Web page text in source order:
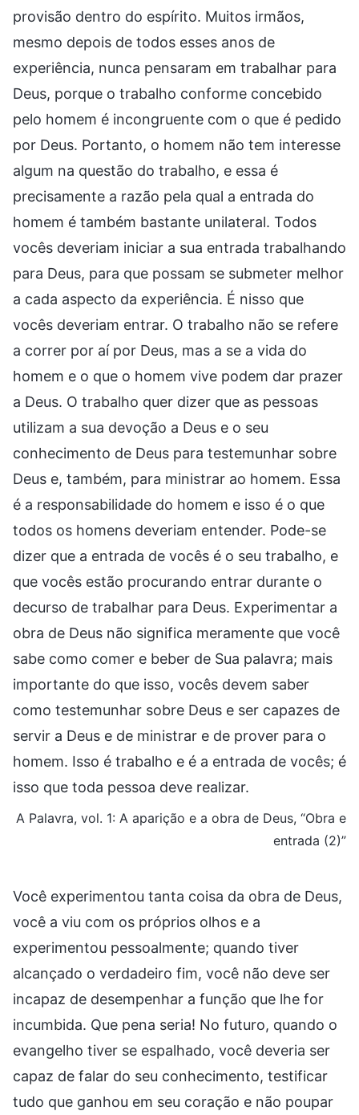
provisão dentro do espírito. Muitos irmãos,
mesmo depois de todos esses anos de
experiência, nunca pensaram em trabalhar para
Deus, porque o trabalho conforme concebido
pelo homem é incongruente com o que é pedido
por Deus. Portanto, o homem não tem interesse
algum na questão do trabalho, e essa é
precisamente a razão pela qual a entrada do
homem é também bastante unilateral. Todos
vocês deveriam iniciar a sua entrada trabalhando
para Deus, para que possam se submeter melhor
a cada aspecto da experiência. É nisso que
vocês deveriam entrar. O trabalho não se refere
a correr por aí por Deus, mas a se a vida do
homem e o que o homem vive podem dar prazer
a Deus. O trabalho quer dizer que as pessoas
utilizam a sua devoção a Deus e o seu
conhecimento de Deus para testemunhar sobre
Deus e, também, para ministrar ao homem. Essa
é a responsabilidade do homem e isso é o que
todos os homens deveriam entender. Pode-se
dizer que a entrada de vocês é o seu trabalho, e
que vocês estão procurando entrar durante o
decurso de trabalhar para Deus. Experimentar a
obra de Deus não significa meramente que você
sabe como comer e beber de Sua palavra; mais
importante do que isso, vocês devem saber
como testemunhar sobre Deus e ser capazes de
servir a Deus e de ministrar e de prover para o
homem. Isso é trabalho e é a entrada de vocês; é
isso que toda pessoa deve realizar.
A Palavra, vol. 1: A aparição e a obra de Deus, “Obra e
entrada (2)”
Você experimentou tanta coisa da obra de Deus,
você a viu com os próprios olhos e a
experimentou pessoalmente; quando tiver
alcançado o verdadeiro fim, você não deve ser
incapaz de desempenhar a função que lhe for
incumbida. Que pena seria! No futuro, quando o
evangelho tiver se espalhado, você deveria ser
capaz de falar do seu conhecimento, testificar
tudo que ganhou em seu coração e não poupar